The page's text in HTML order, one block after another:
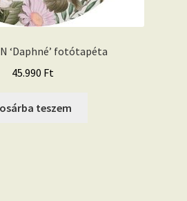
‘Daphné’ fotótapéta
45.990 Ft
teszem